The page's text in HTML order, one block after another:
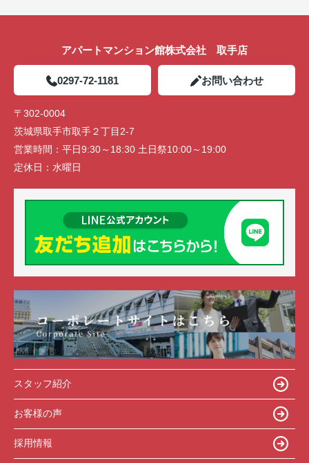
アパートマンション館株式会社 取手店
0297-72-1181 お問い合わせ
〒302-0004
茨城県取手市取手２丁目2-7
営業時間： 平日9:30～18:30 土日祭10:00～19:00
定休日： 水曜日
スタッフ紹介
お客様の声
採用情報